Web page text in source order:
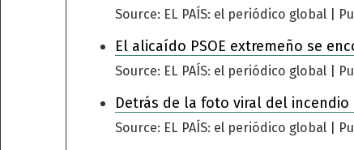
Source: EL PAÍS: el periódico global
El alicaído PSOE extremeño se
Source: EL PAÍS: el periódico global
Detrás de la foto viral del
Source: EL PAÍS: el periódico global